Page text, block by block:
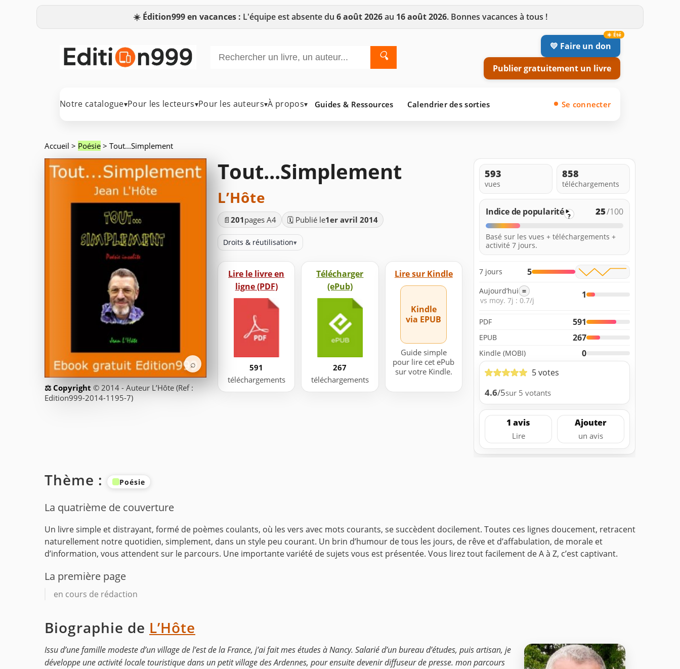
☀️ Édition999 en vacances : L'équipe est absente du 6 août 2026au 16 août 2026. Bonnes vacances à tous !
🔍
💛 Faire un don
Publier gratuitement un livre
Notre catalogue▾Pour les lecteurs▾Pour les auteurs▾À propos▾ Guides & Ressources Calendrier des sorties Se connecter
Accueil > Poésie > Tout...Simplement
⌕
© 2014 - Auteur L’Hôte (Ref :
Edition999-2014-1195-7)
Tout...Simplement
L’Hôte
📄 201pages A4 🗓️ Publié le1er avril 2014
Droits & réutilisation▾
Lire le livre en
ligne (PDF)
591
téléchargements
Télécharger
(ePub)
267
téléchargements
Lire sur Kindle
Kindle
via EPUB
Guide simple
pour lire cet ePub
sur votre Kindle.
593
vues
858
téléchargements
Indice de popularité ? 25/100
Basé sur les vues + téléchargements +
activité 7 jours.
7 jours 5
Aujourd’hui =
vs moy. 7j : 0.7/j
1
PDF 591
EPUB 267
Kindle (MOBI)
0
5 votes
4.6/5sur 5 votants
1 avis
Lire
Ajouter
un avis
Thème : Poésie
La quatrième de couverture
Un livre simple et distrayant, formé de poèmes coulants, où les vers avec mots courants, se succèdent docilement. Toutes ces lignes doucement, retracent
naturellement notre quotidien, simplement, dans un style peu courant. Un brin d’humour de tous les jours, de rêve et d’affabulation, de morale et
d’information, vous attendent sur le parcours. Une importante variété de sujets vous est présentée. Vous lirez tout facilement de A à Z, c’est captivant.
La première page
en cours de rédaction
Biographie de L’Hôte
Issu d’une famille modeste d’un village de l’est de la France, j’ai fait mes études à Nancy. Salarié d’un bureau d’études, puis artisan, je
développe une activité locale touristique dans un petit village des Ardennes, pour ensuite devenir diffuseur de presse. mon parcours